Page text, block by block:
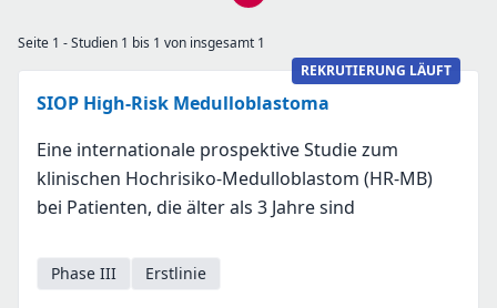
Seite 1 - Studien 1 bis 1 von insgesamt 1
REKRUTIERUNG LÄUFT
SIOP High-Risk Medulloblastoma
Eine internationale prospektive Studie zum
klinischen Hochrisiko-Medulloblastom (HR-MB)
bei Patienten, die älter als 3 Jahre sind
Phase III Erstlinie